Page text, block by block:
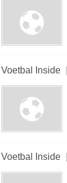
Voetbal Inside
Voetbal Inside